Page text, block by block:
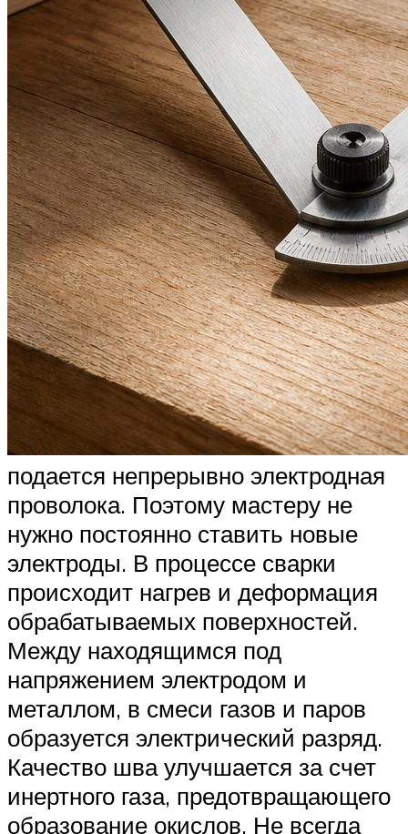
подается непрерывно электродная
проволока. Поэтому мастеру не
нужно постоянно ставить новые
электроды. В процессе сварки
происходит нагрев и деформация
обрабатываемых поверхностей.
Между находящимся под
напряжением электродом и
металлом, в смеси газов и паров
образуется электрический разряд.
Качество шва улучшается за счет
инертного газа, предотвращающего
образование окислов. Не всегда